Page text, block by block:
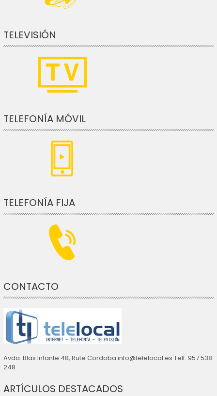
TELEVISIÓN
TELEFONÍA MÓVIL
TELEFONÍA FIJA
CONTACTO
Avda. Blas Infante 48, Rute Cordoba info@telelocal.es Telf.:957 538
248
ARTÍCULOS DESTACADOS